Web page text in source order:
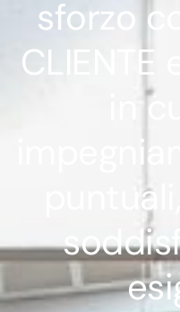
sforzo
CLIENTE
in